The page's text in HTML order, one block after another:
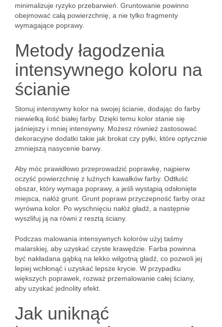
minimalizuje ryzyko przebarwień. Gruntowanie powinno
obejmować całą powierzchnię, a nie tylko fragmenty
wymagające poprawy.
Metody łagodzenia
intensywnego koloru na
ścianie
Stonuj intensywny kolor na swojej ścianie, dodając do farby
niewielką ilość białej farby. Dzięki temu kolor stanie się
jaśniejszy i mniej intensywny. Możesz również zastosować
dekoracyjne dodatki takie jak brokat czy pyłki, które optycznie
zmniejszą nasycenie barwy.
Aby móc prawidłowo przeprowadzić poprawkę, najpierw
oczyść powierzchnię z luźnych kawałków farby. Odtłuść
obszar, który wymaga poprawy, a jeśli wystąpią odsłonięte
miejsca, nałóż grunt. Grunt poprawi przyczepność farby oraz
wyrówna kolor. Po wyschnięciu nałóż gładź, a następnie
wyszlifuj ją na równi z resztą ściany.
Podczas malowania intensywnych kolorów użyj taśmy
malarskiej, aby uzyskać czyste krawędzie. Farba powinna
być nakładana gąbką na lekko wilgotną gładź, co pozwoli jej
lepiej wchłonąć i uzyskać lepsze krycie. W przypadku
większych poprawek, rozważ przemalowanie całej ściany,
aby uzyskać jednolity efekt.
Jak uniknąć